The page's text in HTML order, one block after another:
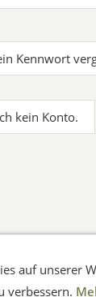
Kennwort
kein Konto.
Datenschutz
auf unserer
verbessern.